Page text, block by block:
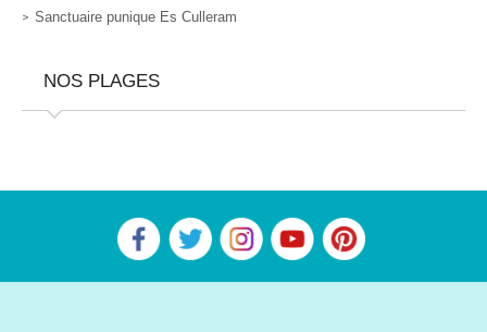
Sanctuaire punique Es Culleram
NOS PLAGES